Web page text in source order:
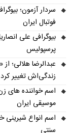
سردار آزمون؛
فوتبال ایران
بیوگرافی علی
پرسپولیس
عبدالرضا هلالی؛
زندگی‌اش تغییر کرد
اسم خواننده های
موسیقی ایران
اسم انواع شیرینی